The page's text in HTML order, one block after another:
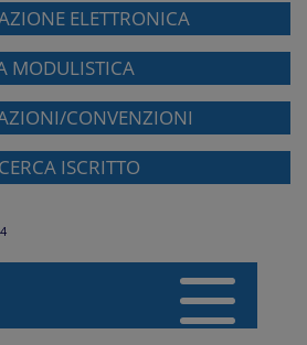
ELETTRONICA
MODULISTICA
CONVENZIONI
ISCRITTO